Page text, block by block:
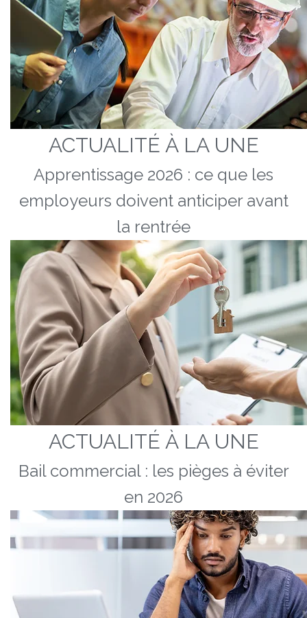
ACTUALITÉ À LA UNE
Apprentissage 2026 : ce que les
employeurs doivent anticiper avant
la rentrée
ACTUALITÉ À LA UNE
Bail commercial : les pièges à éviter
en 2026